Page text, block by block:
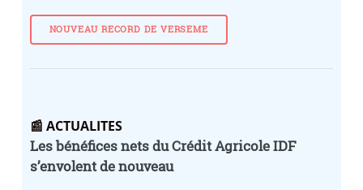
NOUVEAU RECORD DE VERSEME
📰 ACTUALITES
Les bénéfices nets du Crédit Agricole IDF
s’envolent de nouveau